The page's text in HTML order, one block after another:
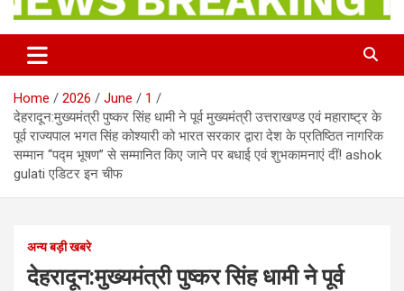
Home 2026 June
1
देहरादून:मुख्यमंत्री पुष्कर सिंह धामी ने पूर्व मुख्यमंत्री उत्तराखण्ड एवं महाराष्ट्र के
पूर्व राज्यपाल भगत सिंह कोश्यारी को भारत सरकार द्वारा देश के प्रतिष्ठित नागरिक
सम्मान ‘‘पद्म भूषण’’ से सम्मानित किए जाने पर बधाई एवं शुभकामनाएं दीं! ashok
gulati एडिटर इन चीफ
अन्य बड़ी खबरे
देहरादून:मुख्यमंत्री पुष्कर सिंह धामी ने पूर्व